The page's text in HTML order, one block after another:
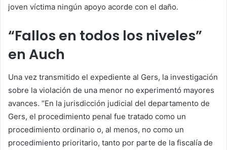
joven víctima ningún apoyo acorde con el daño.
“Fallos en todos los niveles”
en Auch
Una vez transmitido el expediente al Gers, la investigación
sobre la violación de una menor no experimentó mayores
avances. “En la jurisdicción judicial del departamento de
Gers, el procedimiento penal fue tratado como un
procedimiento ordinario o, al menos, no como un
procedimiento prioritario, tanto por parte de la fiscalía de